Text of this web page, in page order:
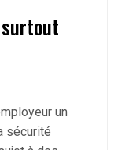
un
sécurité